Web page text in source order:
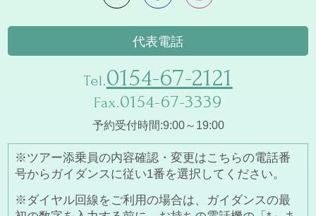
代表電話
Tel.0154-67-2121
Fax.0154-67-3339
予約受付時間:9:00～19:00
※ツアー添乗員の内容確認・変更はこちらの電話番
号からガイダンスに従い1番を選択してください。
※ダイヤル回線をご利用の場合は、ガイダンスの最